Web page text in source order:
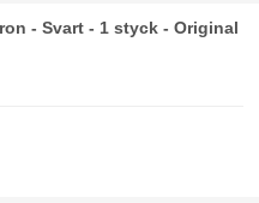
- Svart - 1 styck - Original